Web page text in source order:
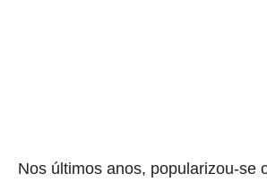
Nos últimos anos, popularizou-se